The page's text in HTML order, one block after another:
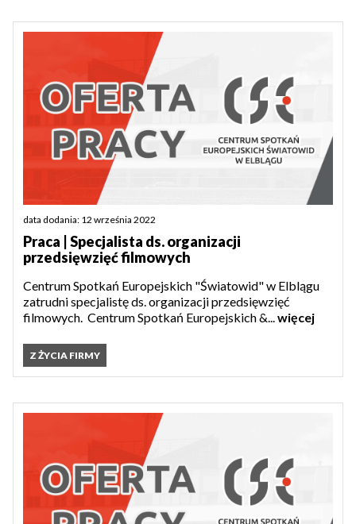
data dodania: 12 września 2022
Praca | Specjalista ds. organizacji
przedsięwzięć filmowych
Centrum Spotkań Europejskich "Światowid" w Elblągu
zatrudni specjalistę ds. organizacji przedsięwzięć
filmowych. Centrum Spotkań Europejskich &...więcej
Z ŻYCIA FIRMY